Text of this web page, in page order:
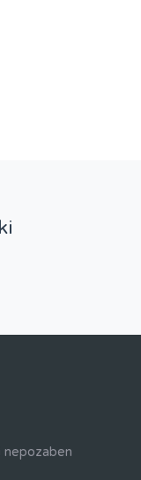
nepozaben